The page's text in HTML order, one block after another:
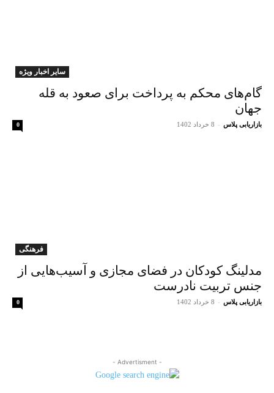
سایر اخبار ویژه
گام‌های محکم به پرداخت برای صعود به قله
جهان
بازاریابی پلاس - 8 خرداد 1402 0
فرهنگی
مدلینگ کودکان در فضای مجازی و آسیب‌هایی از
جنس تربیت نادرست
بازاریابی پلاس - 8 خرداد 1402 0
- Advertisment -